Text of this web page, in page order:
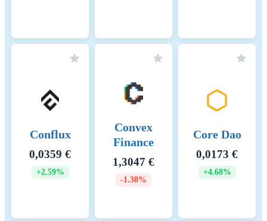
Conflux
0,0359 €
+2.59%
Convex
Finance
1,3047 €
-1.38%
Core Dao
0,0173 €
+4.68%